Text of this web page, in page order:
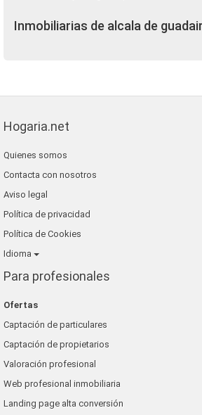
Inmobiliarias de alcala de
Hogaria.net
Quienes somos
Contacta con nosotros
Aviso legal
Política de privacidad
Política de Cookies
Idioma
Para profesionales
Ofertas
Captación de particulares
Captación de propietarios
Valoración profesional
Web profesional inmobiliaria
Landing page alta conversión